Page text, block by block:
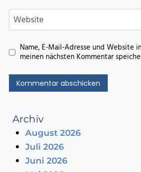
Website
Name, E-Mail-Adresse und Website
meinen nächsten Kommentar
Archiv
August 2026
Juli 2026
Juni 2026